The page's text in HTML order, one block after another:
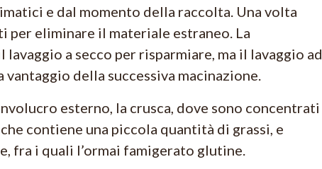
e dal momento della raccolta. Una volta
per eliminare il materiale estraneo. La
a secco per risparmiare, ma il lavaggio ad
della successiva macinazione.
esterno, la crusca, dove sono concentrati
contiene una piccola quantità di grassi, e
fra i quali l’ormai famigerato glutine.